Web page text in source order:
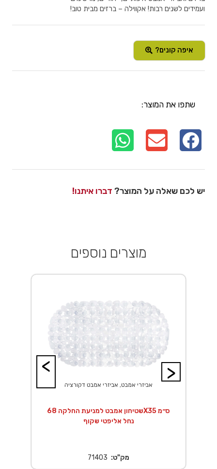
ועמידים לשנים רבות! אקווילה – ברזים מבית טוב!
איפה קונים?
שתפו את המוצר:
יש לכם שאלה על המוצר? דברו איתנו!
מוצרים נוספים
>
אביזרי אמבט, אביזרי אמבט דקורציה
שטיחון אמבט למניעת החלקה 68X35 ס״מ
נחל אליפטי שקוף
מק"ט: 71403
<